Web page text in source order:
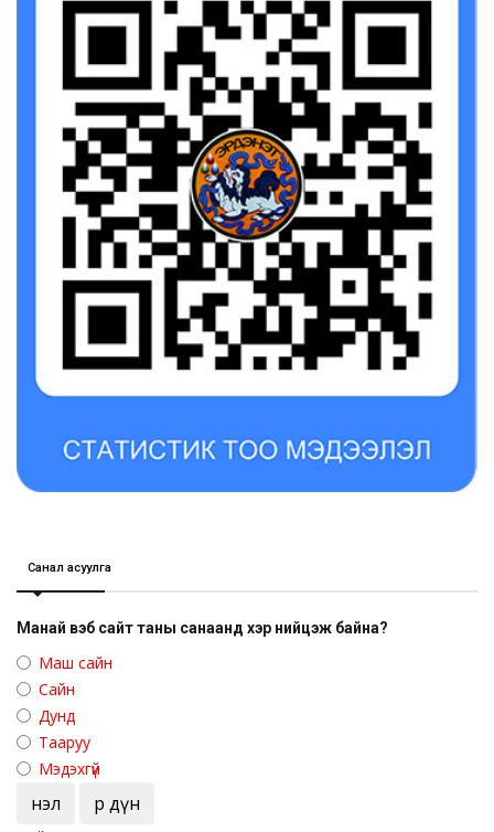
Санал асуулга
Манай вэб сайт таны санаанд хэр нийцэж байна?
Маш сайн
Сайн
Дунд
Тааруу
Мэдэхгүй
Үнэл Үр дүн